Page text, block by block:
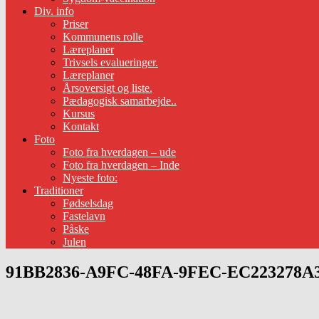
Div. info
Priser
Kommunens rolle
Læreplaner
Trivsels evalueringer.
Læreplaner
Årsoversigt og liste.
Pædagogisk samarbejde..
Kursus
Kontakt
Foto
Foto fra hverdagen – ude
Foto fra hverdagen – Inde
Nyeste foto:
Traditioner
Fødselsdag
Fastelavn
Påske
Julen
91BB2836-A9FC-48FA-9FEC-